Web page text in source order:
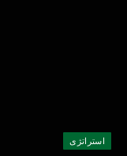
استراتژی‌